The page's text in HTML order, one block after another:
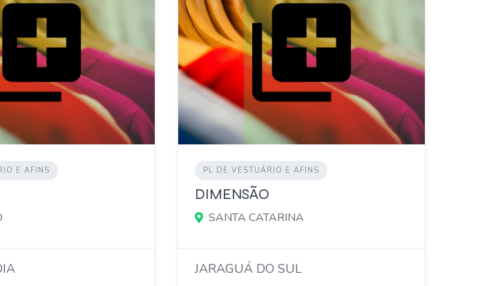
E AFINS PL DE VESTUÁRIO E AFINS
DIMENSÃO
SANTA CATARINA
JARAGUÁ DO SUL